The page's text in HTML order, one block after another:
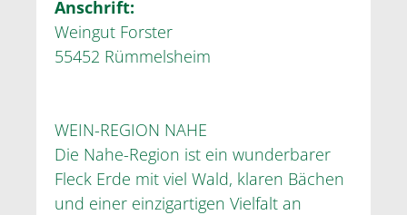
Anschrift:
Weingut Forster
55452 Rümmelsheim
WEIN-REGION NAHE
Die Nahe-Region ist ein wunderbarer
Fleck Erde mit viel Wald, klaren Bächen
und einer einzigartigen Vielfalt an